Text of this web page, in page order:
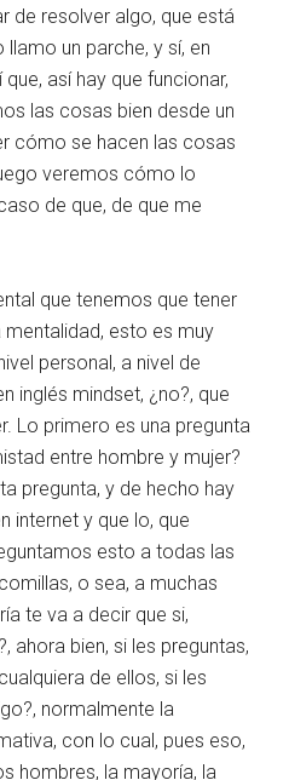
de resolver algo, que está
un parche, y sí, en
así hay que funcionar,
las cosas bien desde un
cómo se hacen las cosas
veremos cómo lo
de que, de que me
que tenemos que tener
esto es muy
personal, a nivel de
inglés mindset, ¿no?, que
Lo primero es una pregunta
entre hombre y mujer?
pregunta, y de hecho hay
internet y que lo, que
esto a todas las
o sea, a muchas
te va a decir que si,
ahora bien, si les preguntas,
de ellos, si les
normalmente la
con lo cual, pues eso,
hombres, la mayoría, la